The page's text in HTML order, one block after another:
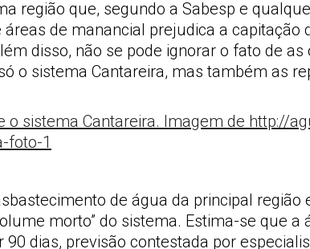
região que, segundo a Sabesp e
de manancial prejudica a capitação
disso, não se pode ignorar o fato de
o sistema Cantareira, mas também as
de água da principal
morto” do sistema. Estima-se que
dias, previsão contestada por